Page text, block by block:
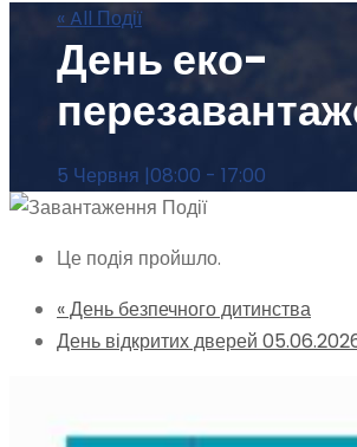
« All Події
День еко-
5 Червня |08:00 - 17:00
Це подія пройшло.
«День безпечного дитинства
День відкритих дверей